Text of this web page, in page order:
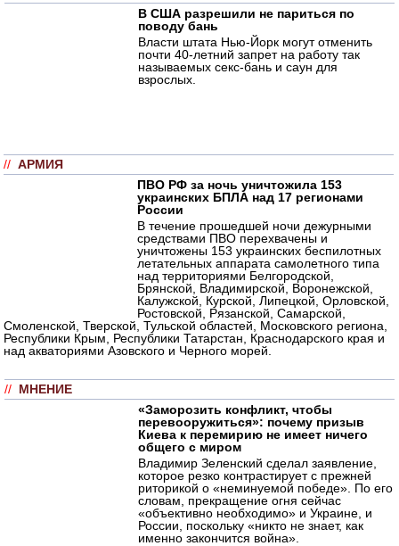
В США разрешили не париться по
поводу бань
Власти штата Нью-Йорк могут отменить
почти 40-летний запрет на работу так
называемых секс-бань и саун для
взрослых.
// АРМИЯ
ПВО РФ за ночь уничтожила 153
украинских БПЛА над 17 регионами
России
В течение прошедшей ночи дежурными
средствами ПВО перехвачены и
уничтожены 153 украинских беспилотных
летательных аппарата самолетного типа
над территориями Белгородской,
Брянской, Владимирской, Воронежской,
Калужской, Курской, Липецкой, Орловской,
Ростовской, Рязанской, Самарской,
Смоленской, Тверской, Тульской областей, Московского региона,
Республики Крым, Республики Татарстан, Краснодарского края и
над акваториями Азовского и Черного морей.
// МНЕНИЕ
«Заморозить конфликт, чтобы
перевооружиться»: почему призыв
Киева к перемирию не имеет ничего
общего с миром
Владимир Зеленский сделал заявление,
которое резко контрастирует с прежней
риторикой о «неминуемой победе». По его
словам, прекращение огня сейчас
«объективно необходимо» и Украине, и
России, поскольку «никто не знает, как
именно закончится война».